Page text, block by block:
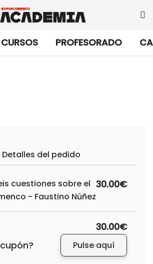
CURSOS PROFESORADO
Detalles del pedido
cuestiones sobre el
- Faustino Núñez
30.00€
30.00€
Pulse aquí